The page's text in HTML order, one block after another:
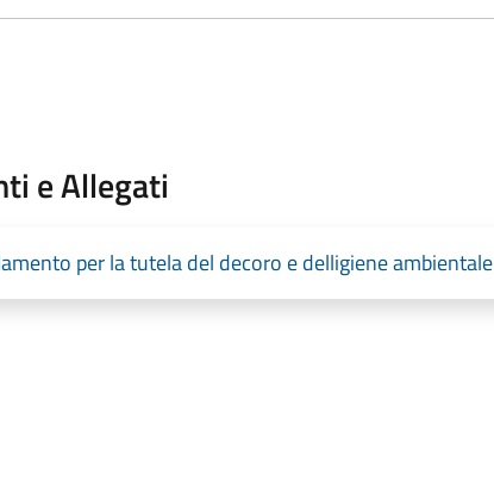
e Allegati
per la tutela del decoro e delligiene ambientale